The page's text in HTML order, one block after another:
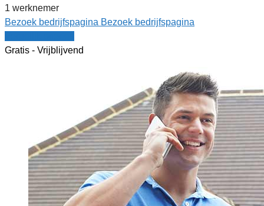
1 werknemer
Bezoek bedrijfspagina Bezoek bedrijfspagina
Gratis - Vrijblijvend